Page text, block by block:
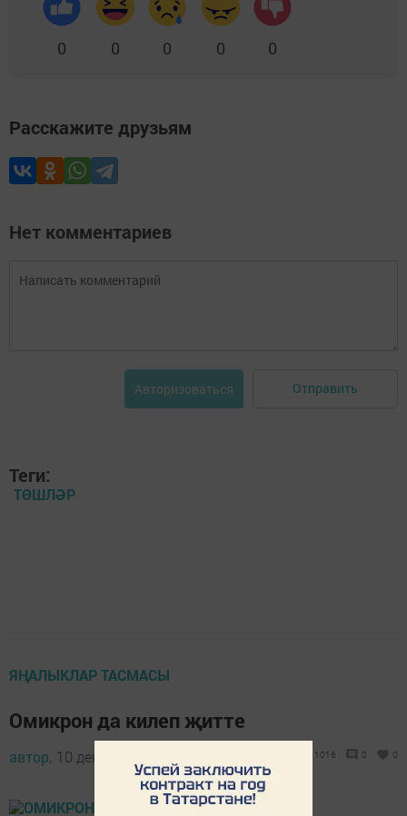
0 0 0 0 0
Расскажите друзьям
Нет комментариев
Авторизоваться Отправить
Теги:
ТӨШЛӘР
ЯҢАЛЫКЛАР ТАСМАСЫ
Омикрон да килеп җитте
автор, 10 декабрь 2021 - 17:55 1016 0 0